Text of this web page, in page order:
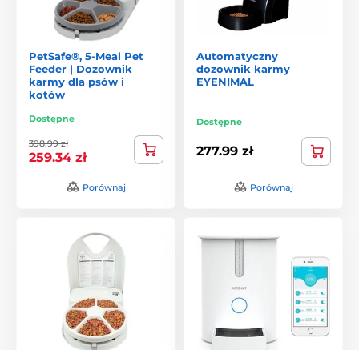
PetSafe®, 5-Meal Pet
Feeder | Dozownik
karmy dla psów i
kotów
Dostępne
398.99 zł
259.34 zł
Porównaj
Automatyczny
dozownik karmy
EYENIMAL
Dostępne
277.99 zł
Porównaj